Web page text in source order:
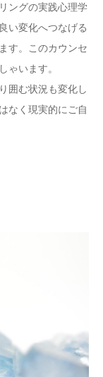
ングの実践心理学
い変化へつなげる
す。このカウンセ
ゃいます。
囲む状況も変化し
なく現実的にご自